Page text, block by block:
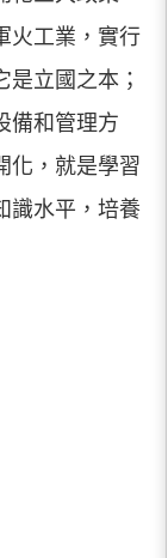
火工業，實行
立國之本；
備和管理方
化，就是學習
識水平，培養